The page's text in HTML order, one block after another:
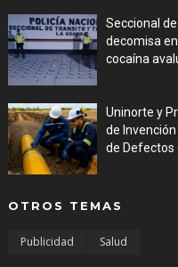
Seccional
decomisa
cocaína
Uninorte y
de
de Defectos
OTROS TEMAS
Publicidad Salud